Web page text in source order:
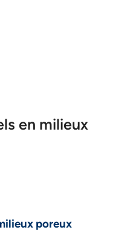
en milieux
poreux